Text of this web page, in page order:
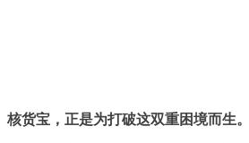
核货宝，正是为打破这双重困境而生。